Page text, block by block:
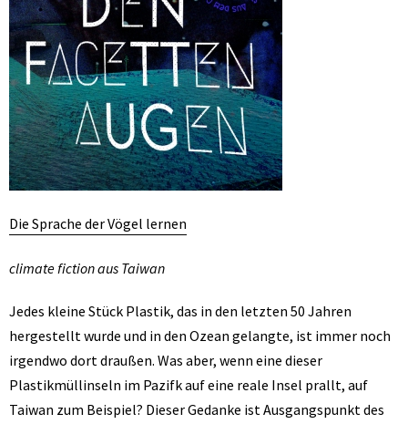
Die Sprache der Vögel lernen
climate fiction aus Taiwan
Jedes kleine Stück Plastik, das in den letzten 50 Jahren
hergestellt wurde und in den Ozean gelangte, ist immer noch
irgendwo dort draußen. Was aber, wenn eine dieser
Plastikmüllinseln im Pazifk auf eine reale Insel prallt, auf
Taiwan zum Beispiel? Dieser Gedanke ist Ausgangspunkt des